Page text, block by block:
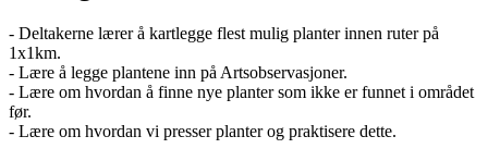
- Deltakerne lærer å kartlegge flest mulig planter innen ruter på
1x1km.
- Lære å legge plantene inn på Artsobservasjoner.
- Lære om hvordan å finne nye planter som ikke er funnet i området
før.
- Lære om hvordan vi presser planter og praktisere dette.